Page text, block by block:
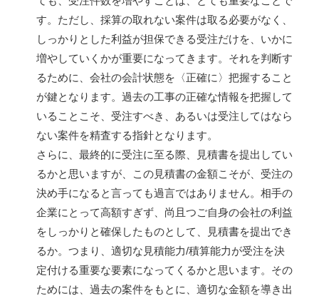
す。ただし、採算の取れない案件は取る必要がなく、
しっかりとした利益が担保できる受注だけを、いかに
増やしていくかが重要になってきます。それを判断す
るために、会社の会計状態を〈正確に〉把握すること
が鍵となります。過去の工事の正確な情報を把握して
いることこそ、受注すべき、あるいは受注してはなら
ない案件を精査する指針となります。
さらに、最終的に受注に至る際、見積書を提出してい
るかと思いますが、この見積書の金額こそが、受注の
決め手になると言っても過言ではありません。相手の
企業にとって高額すぎず、尚且つご自身の会社の利益
をしっかりと確保したものとして、見積書を提出でき
るか。つまり、適切な見積能力/積算能力が受注を決
定付ける重要な要素になってくるかと思います。その
ためには、過去の案件をもとに、適切な金額を導き出